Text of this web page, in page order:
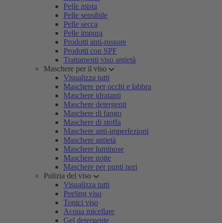
Pelle mista
Pelle sensibile
Pelle secca
Pelle impura
Prodotti anti-rossore
Prodotti con SPF
Trattamenti viso antietà
Maschere per il viso
Visualizza tutti
Maschere per occhi e labbra
Maschere idratanti
Maschere detergenti
Maschere di fango
Maschere di stoffa
Maschere anti-imperfezioni
Maschere antietà
Maschere luminose
Maschere notte
Maschere per punti neri
Pulizia del viso
Visualizza tutti
Peeling viso
Tonici viso
Acqua micellare
Gel detergente